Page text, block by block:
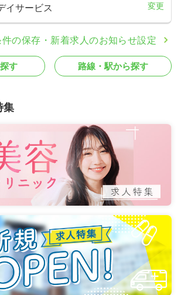
イサービス 変更
件の保存・新着求人のお知らせ設定
す 路線・駅から探す
集